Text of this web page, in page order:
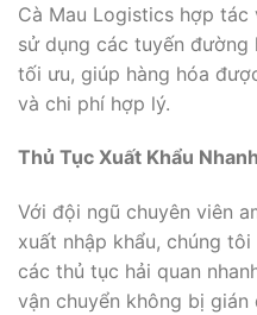
Cà Mau Logistics hợp
sử dụng các tuyến
tối ưu, giúp hàng hóa
và chi phí hợp lý.
Thủ Tục Xuất Khẩu
Với đội ngũ chuyên viên
xuất nhập khẩu, chúng
các thủ tục hải quan
vận chuyển không bị gián